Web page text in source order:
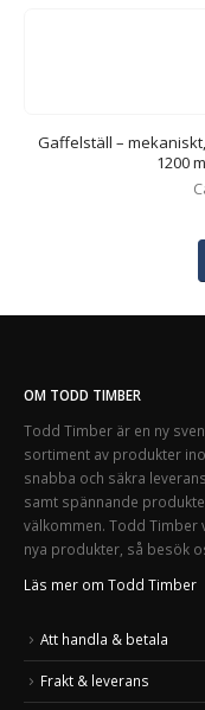
Gaffelställ –
1200
OM TODD TIMBER
Todd Timber är en ny
sortiment av produkter
snabba och säkra
samt spännande
välkommen. Todd Timber
nya produkter, så besök
Läs mer om Todd Timber
Att handla & betala
Frakt & leverans